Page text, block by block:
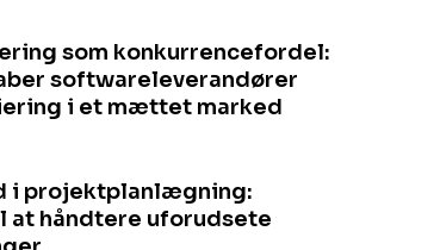
som konkurrencefordel:
softwareleverandører
i et mættet marked
i projektplanlægning:
at håndtere uforudsete